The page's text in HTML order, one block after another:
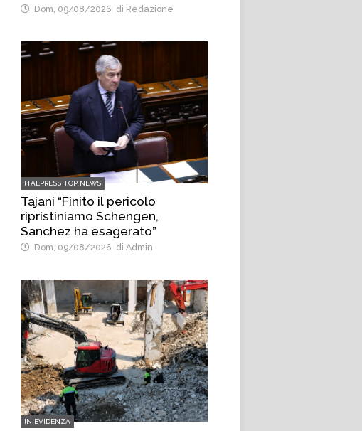
Dom, 09/08/2026 di Redazione
ITALPRESS TOP NEWS
Tajani “Finito il pericolo
ripristiniamo Schengen,
Sanchez ha esagerato”
Dom, 09/08/2026 di Admin
IN EVIDENZA